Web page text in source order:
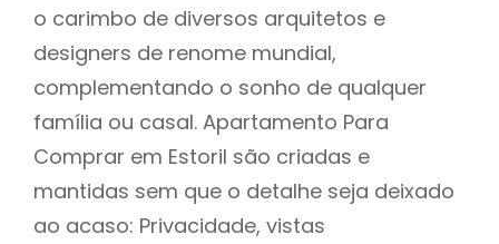
o carimbo de diversos arquitetos e
designers de renome mundial,
complementando o sonho de qualquer
família ou casal. Apartamento Para
Comprar em Estoril são criadas e
mantidas sem que o detalhe seja deixado
ao acaso: Privacidade, vistas